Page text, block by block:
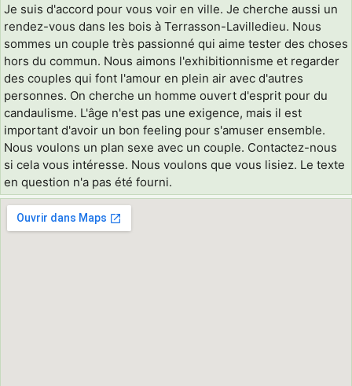
Je suis d'accord pour vous voir en ville. Je cherche aussi un
rendez-vous dans les bois à Terrasson-Lavilledieu. Nous
sommes un couple très passionné qui aime tester des choses
hors du commun. Nous aimons l'exhibitionnisme et regarder
des couples qui font l'amour en plein air avec d'autres
personnes. On cherche un homme ouvert d'esprit pour du
candaulisme. L'âge n'est pas une exigence, mais il est
important d'avoir un bon feeling pour s'amuser ensemble.
Nous voulons un plan sexe avec un couple. Contactez-nous
si cela vous intéresse. Nous voulons que vous lisiez. Le texte
en question n'a pas été fourni.